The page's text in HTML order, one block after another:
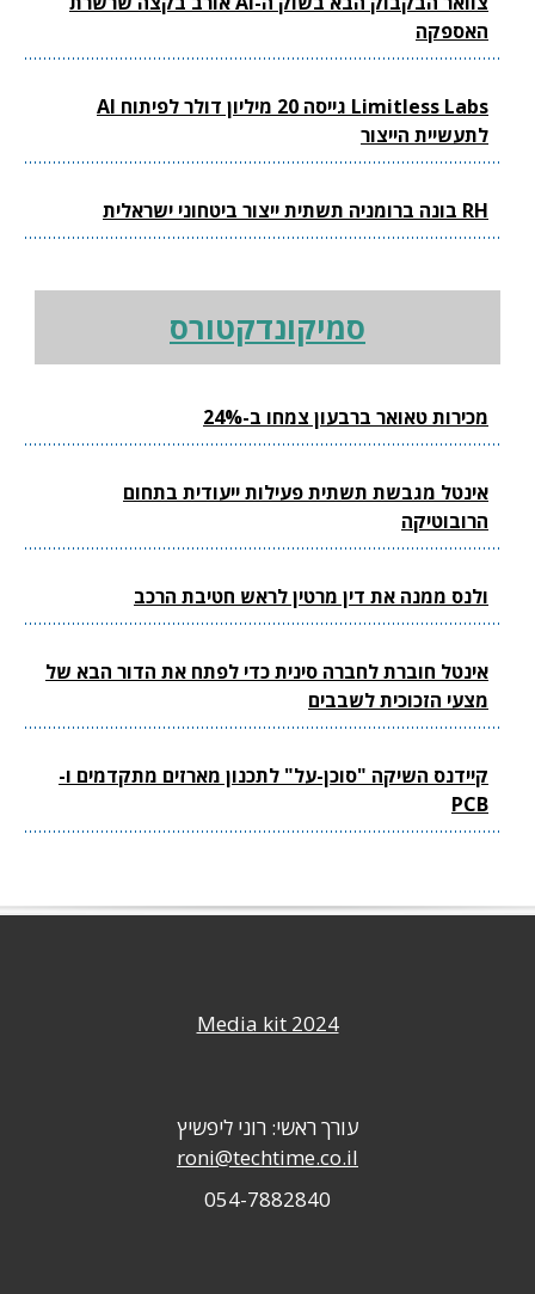
האספקה
Limitless Labs גייסה 20 מיליון דולר לפיתוח AI
לתעשיית הייצור
RH בונה ברומניה תשתית ייצור ביטחוני ישראלית
סמיקונדקטורס
מכירות טאואר ברבעון צמחו ב-24%
אינטל מגבשת תשתית פעילות ייעודית בתחום
הרובוטיקה
ולנס ממנה את דין מרטין לראש חטיבת הרכב
אינטל חוברת לחברה סינית כדי לפתח את הדור הבא של
מצעי הזכוכית לשבבים
קיידנס השיקה "סוכן-על" לתכנון מארזים מתקדמים ו-
PCB
Media kit 2024
עורך ראשי: רוני ליפשיץ
roni@techtime.co.il
054-7882840